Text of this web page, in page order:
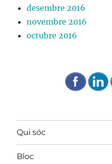
desembre 2016
novembre 2016
octubre 2016
Qui sóc
Bloc